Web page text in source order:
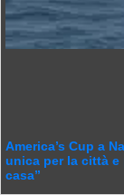
America’s Cup a
unica per la città e
casa”